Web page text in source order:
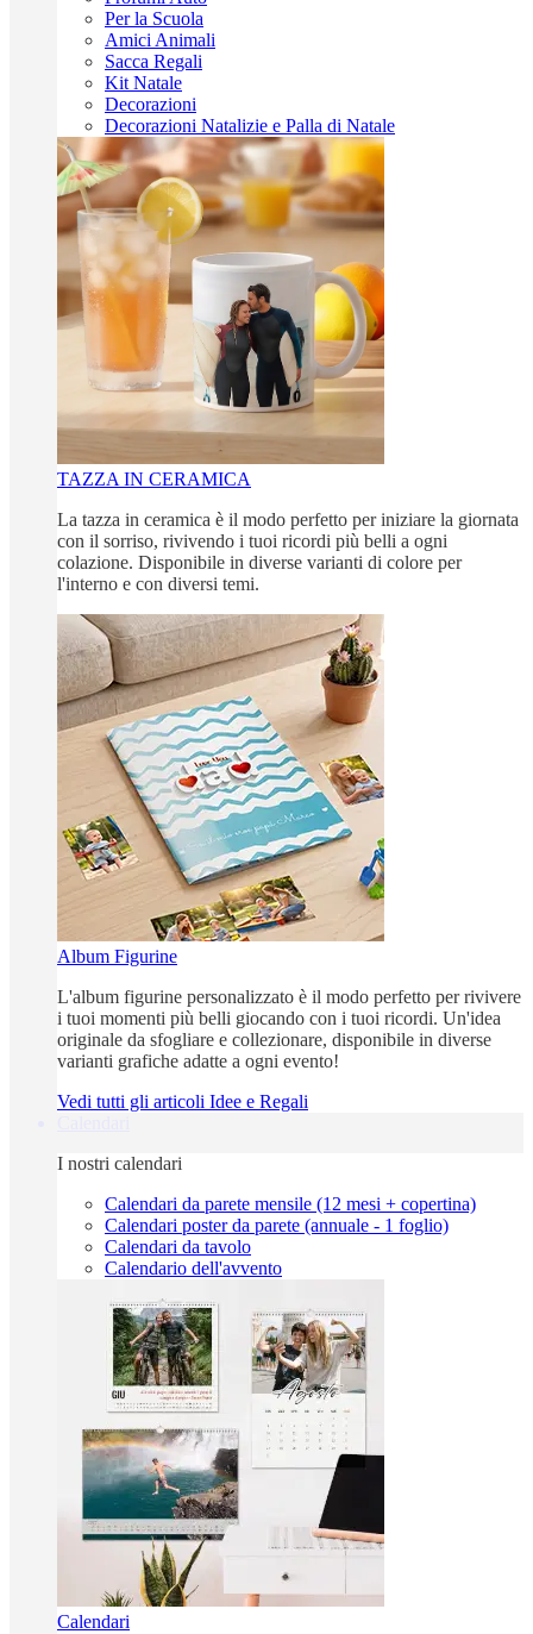
Per la Scuola
Amici Animali
Sacca Regali
Kit Natale
Decorazioni
Decorazioni Natalizie e Palla di Natale
TAZZA IN CERAMICA
La tazza in ceramica è il modo perfetto per iniziare la giornata
con il sorriso, rivivendo i tuoi ricordi più belli a ogni
colazione. Disponibile in diverse varianti di colore per
l'interno e con diversi temi.
Album Figurine
L'album figurine personalizzato è il modo perfetto per rivivere
i tuoi momenti più belli giocando con i tuoi ricordi. Un'idea
originale da sfogliare e collezionare, disponibile in diverse
varianti grafiche adatte a ogni evento!
Vedi tutti gli articoli Idee e Regali
I nostri calendari
Calendari da parete mensile (12 mesi + copertina)
Calendari poster da parete (annuale - 1 foglio)
Calendari da tavolo
Calendario dell'avvento
Calendari